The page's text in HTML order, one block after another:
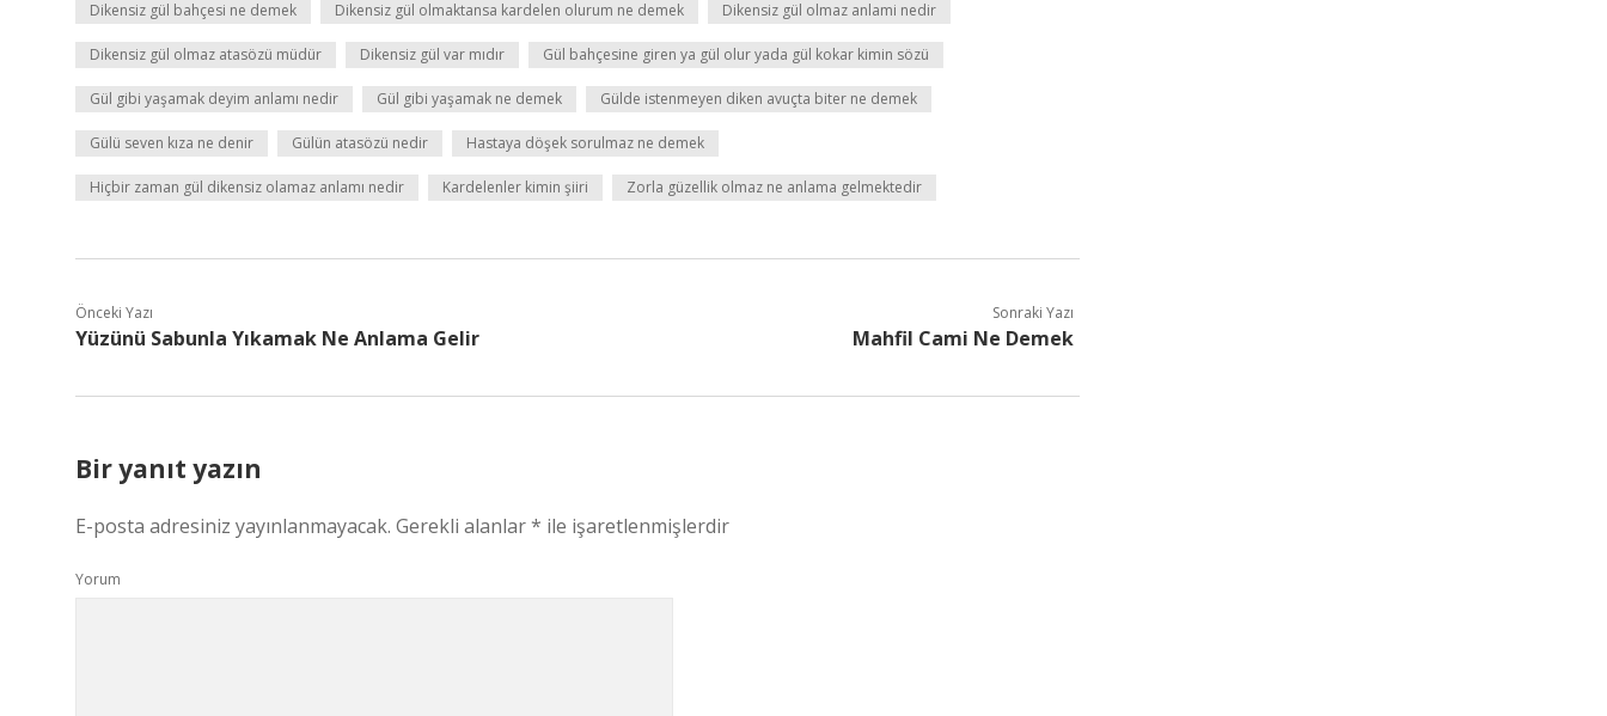
Dikensiz gül bahçesi ne demek Dikensiz gül olmaktansa kardelen olurum ne demek Dikensiz gül olmaz anlami nedir
Dikensiz gül olmaz atasözü müdür Dikensiz gül var mıdır Gül bahçesine giren ya gül olur yada gül kokar kimin sözü
Gül gibi yaşamak deyim anlamı nedir Gül gibi yaşamak ne demek Gülde istenmeyen diken avuçta biter ne demek
Gülü seven kıza ne denir Gülün atasözü nedir Hastaya döşek sorulmaz ne demek
Hiçbir zaman gül dikensiz olamaz anlamı nedir Kardelenler kimin şiiri Zorla güzellik olmaz ne anlama gelmektedir
Önceki Yazı
Yüzünü Sabunla Yıkamak Ne Anlama Gelir
Sonraki Yazı
Mahfil Cami Ne Demek
Bir yanıt yazın
E-posta adresiniz yayınlanmayacak. Gerekli alanlar* ile işaretlenmişlerdir
Yorum